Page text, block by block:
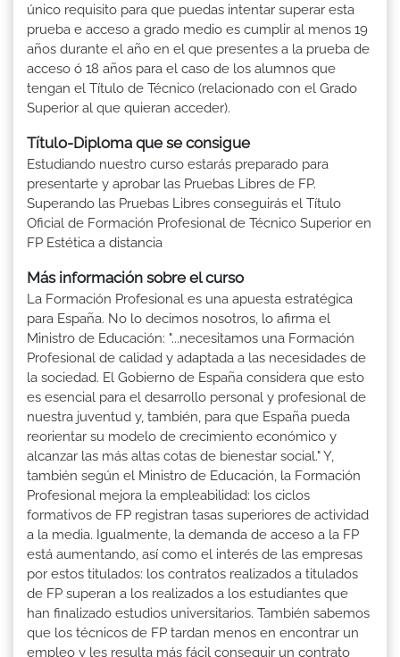
único requisito para que puedas intentar superar esta
prueba e acceso a grado medio es cumplir al menos 19
años durante el año en el que presentes a la prueba de
acceso ó 18 años para el caso de los alumnos que
tengan el Título de Técnico (relacionado con el Grado
Superior al que quieran acceder).
Título-Diploma que se consigue
Estudiando nuestro curso estarás preparado para
presentarte y aprobar las Pruebas Libres de FP.
Superando las Pruebas Libres conseguirás el Título
Oficial de Formación Profesional de Técnico Superior en
FP Estética a distancia
Más información sobre el curso
La Formación Profesional es una apuesta estratégica
para España. No lo decimos nosotros, lo afirma el
Ministro de Educación: "...necesitamos una Formación
Profesional de calidad y adaptada a las necesidades de
la sociedad. El Gobierno de España considera que esto
es esencial para el desarrollo personal y profesional de
nuestra juventud y, también, para que España pueda
reorientar su modelo de crecimiento económico y
alcanzar las más altas cotas de bienestar social." Y,
también según el Ministro de Educación, la Formación
Profesional mejora la empleabilidad: los ciclos
formativos de FP registran tasas superiores de actividad
a la media. Igualmente, la demanda de acceso a la FP
está aumentando, así como el interés de las empresas
por estos titulados: los contratos realizados a titulados
de FP superan a los realizados a los estudiantes que
han finalizado estudios universitarios. También sabemos
que los técnicos de FP tardan menos en encontrar un
empleo y les resulta más fácil conseguir un contrato